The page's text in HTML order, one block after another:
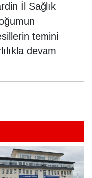
İl Sağlık
temini
devam